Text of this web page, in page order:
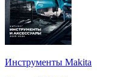
Инструменты Makita